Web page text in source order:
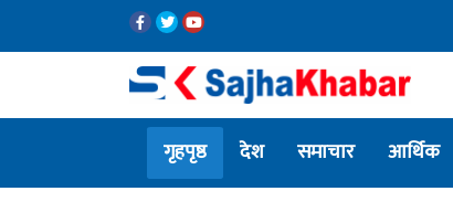
गृहपृष्ठ देश समाचार आर्थिक